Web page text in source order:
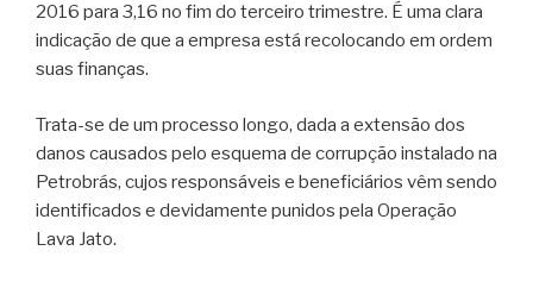
2016 para 3,16 no fim do terceiro trimestre. É uma clara
indicação de que a empresa está recolocando em ordem
suas finanças.
Trata-se de um processo longo, dada a extensão dos
danos causados pelo esquema de corrupção instalado na
Petrobrás, cujos responsáveis e beneficiários vêm sendo
identificados e devidamente punidos pela Operação
Lava Jato.